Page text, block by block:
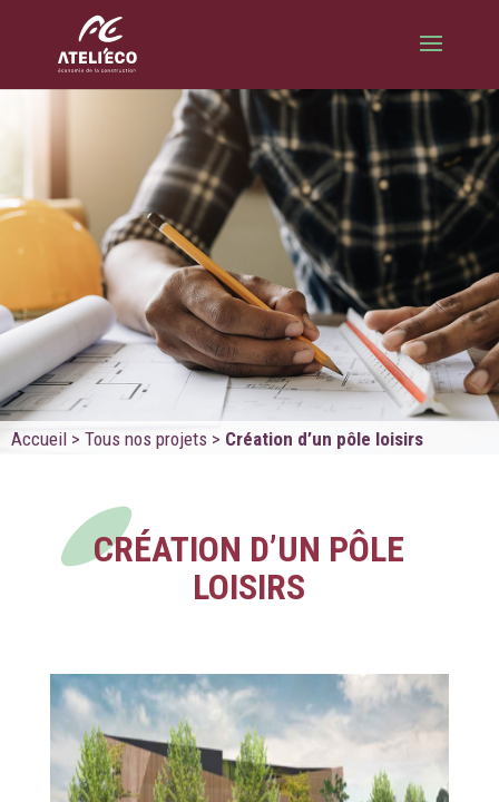
Accueil > Tous nos projets > Création d’un pôle loisirs
CRÉATION D’UN PÔLE
LOISIRS